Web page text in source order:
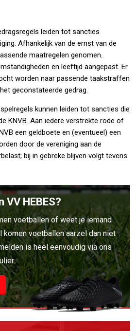
leiden tot sancties
Afhankelijk van de ernst van de
maatregelen genomen.
en leeftijd aangepast. Er
worden naar passende taakstraffen
geconstateerde gedrag.
kunnen leiden tot sancties die
KNVB. Aan iedere verstrekte rode of
een geldboete en (eventueel) een
door de vereniging aan de
bij in gebreke blijven volgt tevens
VV HEBES?
voetballen of weet je iemand
komen voetballen aarzel dan niet
is heel eenvoudig via ons